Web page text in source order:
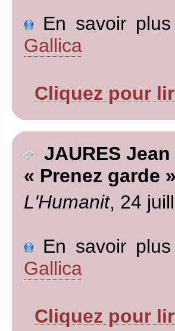
En savoir
Gallica
Cliquez pour
JAURES Jean
« Prenez garde
L'Humanit, 24
En savoir
Gallica
Cliquez pour